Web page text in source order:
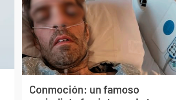
Conmoción: un famoso